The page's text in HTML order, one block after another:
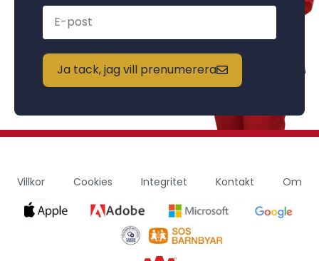
Ja tack, jag vill prenumerera
Villkor Cookies Integritet Kontakt Om